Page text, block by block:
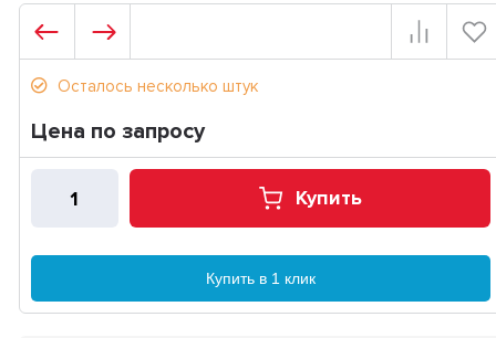
Осталось несколько штук
Цена по запросу
Купить
Купить в 1 клик